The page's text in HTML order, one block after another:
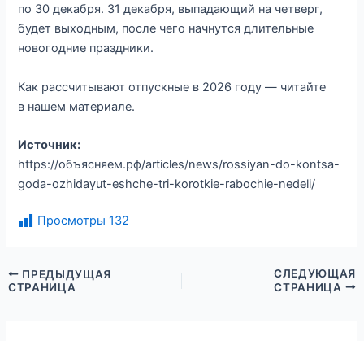
по 30 декабря. 31 декабря, выпадающий на четверг,
будет выходным, после чего начнутся длительные
новогодние праздники.
Как рассчитывают отпускные в 2026 году — читайте
в нашем материале.
Источник:
https://объясняем.рф/articles/news/rossiyan-do-kontsa-
goda-ozhidayut-eshche-tri-korotkie-rabochie-nedeli/
Просмотры 132
ПРЕДЫДУЩАЯ
СТРАНИЦА
СЛЕДУЮЩАЯ
СТРАНИЦА